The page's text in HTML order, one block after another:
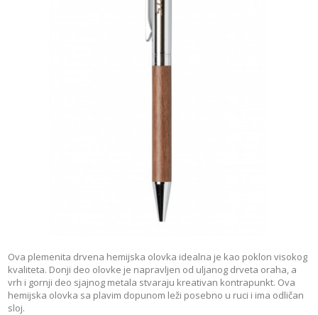
Ova plemenita drvena hemijska olovka idealna je kao poklon visokog
kvaliteta. Donji deo olovke je napravljen od uljanog drveta oraha, a
vrh i gornji deo sjajnog metala stvaraju kreativan kontrapunkt. Ova
hemijska olovka sa plavim dopunom leži posebno u ruci i ima odličan
sloj.